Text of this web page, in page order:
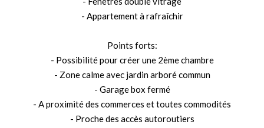
- Appartement à rafraîchir
Points forts:
- Possibilité pour créer une 2ème chambre
- Zone calme avec jardin arboré commun
- Garage box fermé
- A proximité des commerces et toutes commodités
- Proche des accès autoroutiers